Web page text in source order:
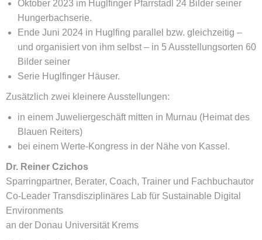
Oktober 2023 im Huglfinger Pfarrstadl 24 Bilder seiner
Hungerbachserie.
Ende Juni 2024 in Huglfing parallel bzw. gleichzeitig –
und organisiert von ihm selbst – in 5 Ausstellungsorten 60
Bilder seiner
Serie Huglfinger Häuser.
Zusätzlich zwei kleinere Ausstellungen:
in einem Juweliergeschäft mitten in Murnau (Heimat des
Blauen Reiters)
bei einem Werte-Kongress in der Nähe von Kassel.
Dr. Reiner Czichos
Sparringpartner, Berater, Coach, Trainer und Fachbuchautor
Co-Leader Transdisziplinäres Lab für Sustainable Digital
Environments
an der Donau Universität Krems